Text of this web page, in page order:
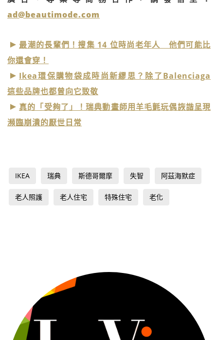
ad@beautimode.com
最潮的長輩們！搜集 14 位時尚老年人 他們可能比
你還會穿！
Ikea環保購物袋成時尚新繆思？除了Balenciaga
這些品牌也都曾向它致敬
真的「受夠了」！瑞典動畫師用羊毛氈玩偶詼諧呈現
瀕臨崩潰的厭世日常
IKEA 瑞典 斯德哥爾摩 失智 阿茲海默症
老人照護 老人住宅 特殊住宅 老化